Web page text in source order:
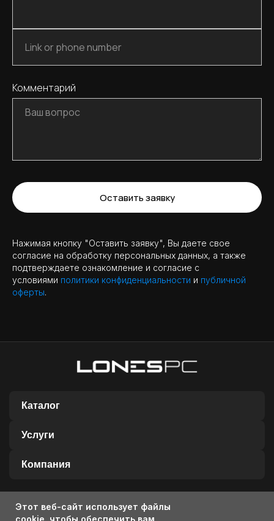
Этот веб-сайт использует файлы
cookie, чтобы обеспечить вам
Комментарий
Оставить заявку
Нажимая кнопку "Оставить заявку", Вы даете свое
согласие на обработку персональных данных, а также
подтверждаете ознакомление и согласие с
условиями политики конфиденциальности и публичной
оферты.
Каталог
Услуги
Компания
2025-2026 LONES